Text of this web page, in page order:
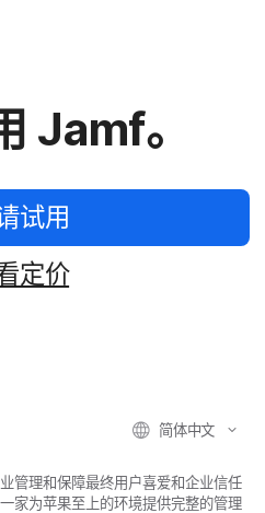
Jamf。
试用
定​价
简体​中文
管理​和​保障​最​终​用​户​喜爱​和​企业​信任​
家​为​苹果​至​上​的​环境​提供​完整​的​管理​